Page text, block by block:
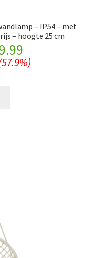
– IP54 – met
– hoogte 25 cm
Current
price